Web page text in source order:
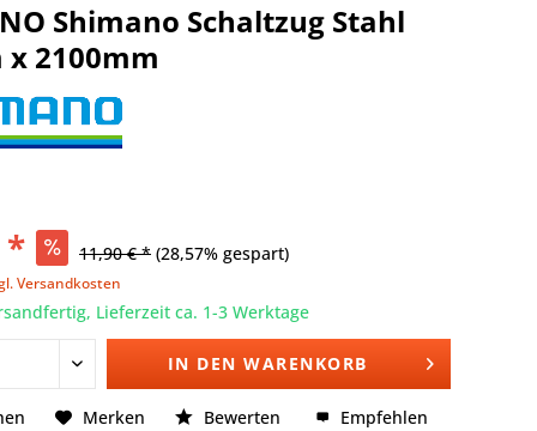
Shimano Schaltzug Stahl
x 2100mm
* 11,90 € * (28,57% gespart)
Versandkosten
Lieferzeit ca. 1-3 Werktage
IN DEN WARENKORB
Merken Bewerten Empfehlen